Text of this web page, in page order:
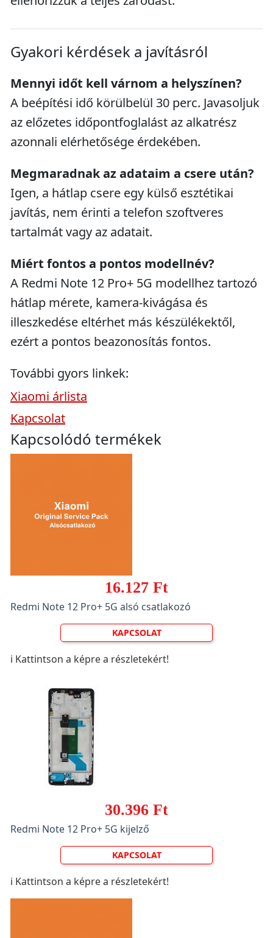
Gyakori kérdések a javításról
Mennyi időt kell várnom a helyszínen?
A beépítési idő körülbelül 30 perc. Javasoljuk
az előzetes időpontfoglalást az alkatrész
azonnali elérhetősége érdekében.
Megmaradnak az adataim a csere után?
Igen, a hátlap csere egy külső esztétikai
javítás, nem érinti a telefon szoftveres
tartalmát vagy az adatait.
Miért fontos a pontos modellnév?
A Redmi Note 12 Pro+ 5G modellhez tartozó
hátlap mérete, kamera-kivágása és
illeszkedése eltérhet más készülékektől,
ezért a pontos beazonosítás fontos.
További gyors linkek:
Xiaomi árlista
Kapcsolat
Kapcsolódó termékek
16.127 Ft
Redmi Note 12 Pro+ 5G alsó csatlakozó
KAPCSOLAT
ℹ️ Kattintson a képre a részletekért!
30.396 Ft
Redmi Note 12 Pro+ 5G kijelző
KAPCSOLAT
ℹ️ Kattintson a képre a részletekért!